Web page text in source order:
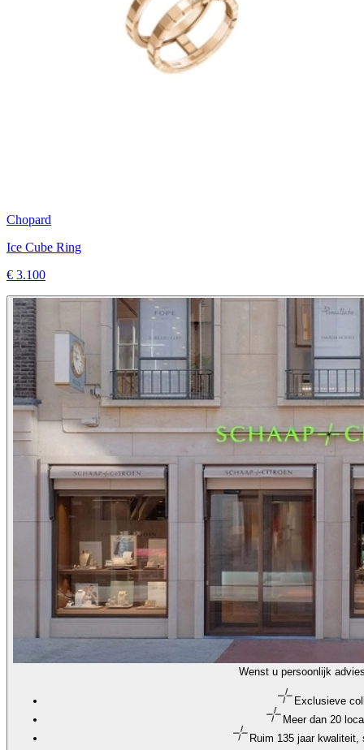
Chopard
Ice Cube Ring
€ 3.100
Wenst u persoonlijk
Exclusieve
Meer dan 20
Ruim 135 jaar